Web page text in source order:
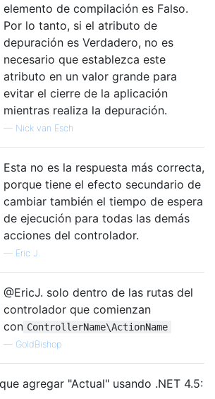
elemento de compilación es Falso.
Por lo tanto, si el atributo de
depuración es Verdadero, no es
necesario que establezca este
atributo en un valor grande para
evitar el cierre de la aplicación
mientras realiza la depuración.
— Nick van Esch
Esta no es la respuesta más correcta,
porque tiene el efecto secundario de
cambiar también el tiempo de espera
de ejecución para todas las demás
acciones del controlador.
— Eric J.
@EricJ. solo dentro de las rutas del
controlador que comienzan
con ControllerName\ActionName
— GoldBishop
agregar "Actual" usando .NET 4.5: